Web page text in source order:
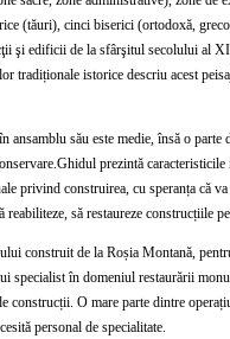
(tăuri), cinci biserici (ortodoxă,
şi edificii de la sfârşitul secolului al
tradiționale istorice descriu acest
ansamblu său este medie, însă o
prezintă
privind construirea, cu speranța că
reabiliteze, să restaureze construcțiile
construit de la Roșia Montană,
specialist în domeniul restaurării
construcții. O mare parte dintre
personal de specialitate.